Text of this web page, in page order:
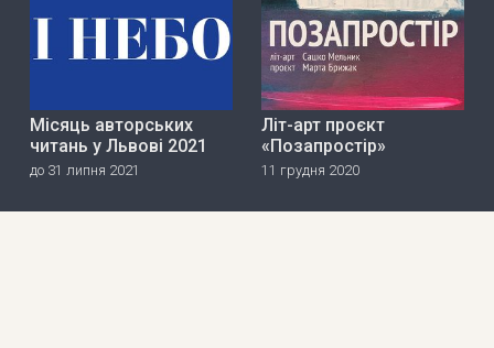
Місяць авторських
читань у Львові 2021
до 31 липня 2021
Літ-арт проєкт
«Позапростір»
11 грудня 2020